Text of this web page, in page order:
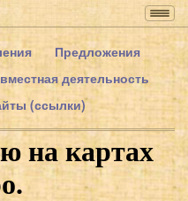
Предложения
деятельность
(ссылки)
на картах